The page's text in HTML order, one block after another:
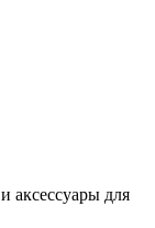
аксессуары для